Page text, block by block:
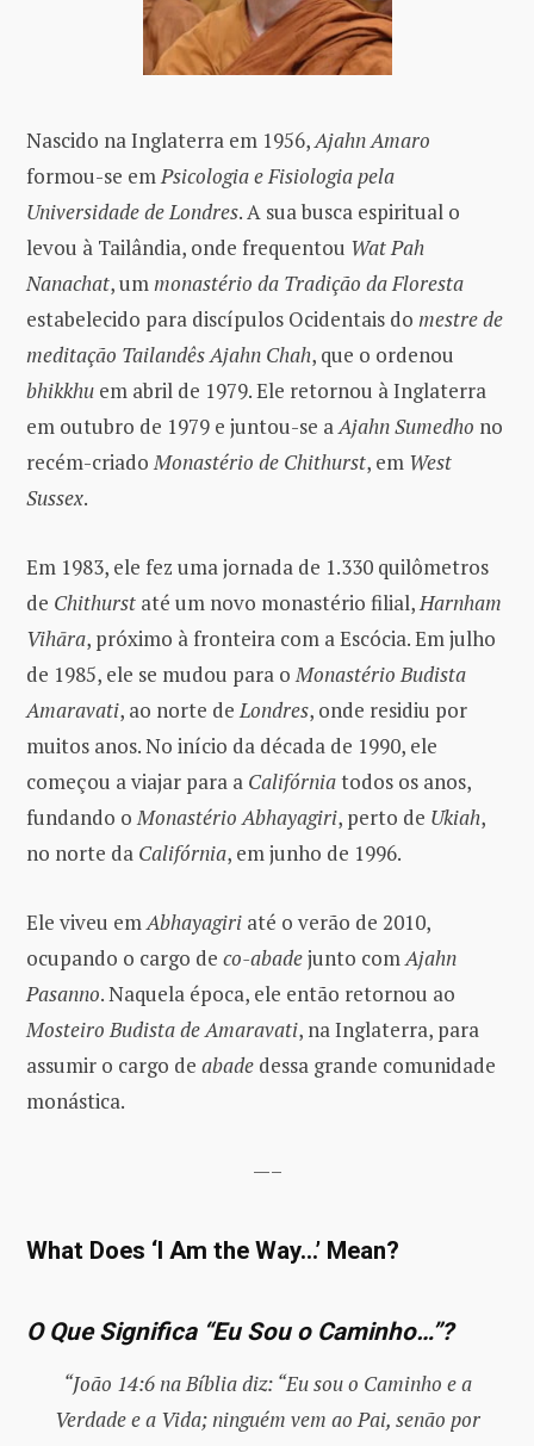
Nascido na Inglaterra em 1956, Ajahn Amaro
formou-se em Psicologia e Fisiologia pela
Universidade de Londres. A sua busca espiritual o
levou à Tailândia, onde frequentou Wat Pah
Nanachat, um monastério da Tradição da Floresta
estabelecido para discípulos Ocidentais do mestre de
meditação Tailandês Ajahn Chah, que o ordenou
bhikkhu em abril de 1979. Ele retornou à Inglaterra
em outubro de 1979 e juntou-se a Ajahn Sumedho no
recém-criado Monastério de Chithurst, em West
Sussex.
Em 1983, ele fez uma jornada de 1.330 quilômetros
de Chithurst até um novo monastério filial, Harnham
Vihāra, próximo à fronteira com a Escócia. Em julho
de 1985, ele se mudou para o Monastério Budista
Amaravati, ao norte de Londres, onde residiu por
muitos anos. No início da década de 1990, ele
começou a viajar para a Califórniatodos os anos,
fundando o Monastério Abhayagiri, perto de Ukiah,
no norte da Califórnia, em junho de 1996.
Ele viveu emAbhayagiri até o verão de 2010,
ocupando o cargo de co-abadejunto comAjahn
Pasanno. Naquela época, ele então retornou ao
Mosteiro Budista de Amaravati, na Inglaterra, para
assumir o cargo de abade dessa grande comunidade
monástica.
—–
What Does ‘I Am the Way…’ Mean?
O Que Significa “Eu Sou o Caminho…”?
“João 14:6 na Bíblia diz: “Eu sou o Caminho e a
Verdade e a Vida; ninguém vem ao Pai, senão por